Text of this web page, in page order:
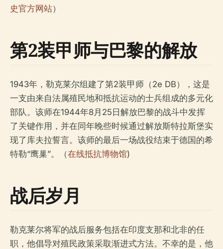
史官方网站）
第2装甲师与巴黎的解放
1943年，勒克莱尔组建了第2装甲师（2e DB），这是
一支由来自法属殖民地和抵抗运动的士兵组成的多元化
部队。该师在1944年8月25日解放巴黎的战斗中发挥
了关键作用，并在同年晚些时候通过解放斯特拉斯堡实
现了库夫拉誓言。该师的最后一场战役结束于德国的希
特勒“鹰巢”。（在线抵抗博物馆)
战后岁月
勒克莱尔将军的战后服务包括在印度支那和北非的任
职，他倡导对殖民政策采取渐进式方法。不幸的是，他